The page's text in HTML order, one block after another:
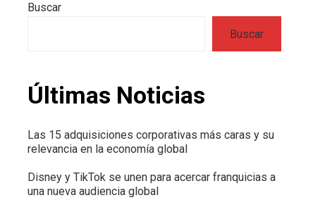
Buscar
Buscar
Últimas Noticias
Las 15 adquisiciones corporativas más caras y su
relevancia en la economía global
Disney y TikTok se unen para acercar franquicias a
una nueva audiencia global